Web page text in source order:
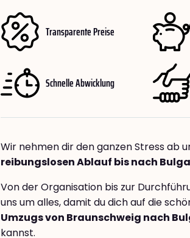
Transparente Preise
Schnelle Abwicklung
Wir nehmen dir den ganzen Stress ab
reibungslosen Ablauf bis nach
Von der Organisation bis zur
uns um alles, damit du dich auf die
Umzugs von Braunschweig nach
kannst.